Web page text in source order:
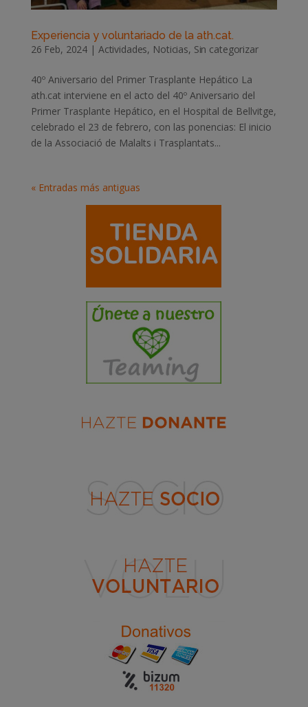
Experiencia y voluntariado de la ath.cat.
26 Feb, 2024 | Actividades, Noticias, Sin categorizar
40º Aniversario del Primer Trasplante Hepático La
ath.cat interviene en el acto del 40º Aniversario del
Primer Trasplante Hepático, en el Hospital de Bellvitge,
celebrado el 23 de febrero, con las ponencias: El inicio
de la Associació de Malalts i Trasplantats...
« Entradas más antiguas